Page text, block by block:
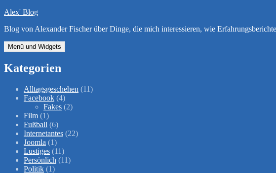
Zum
springen
Alex' Blog
Blog von Alexander Fischer über Dinge, die mich interessieren, wie
Menü und Widgets
Kategorien
Alltagsgeschehen (11)
Facebook (4)
Fakes (2)
Film (1)
Fußball (6)
Internetantes (22)
Joomla (1)
Lustiges (11)
Persönlich (11)
Politik (1)